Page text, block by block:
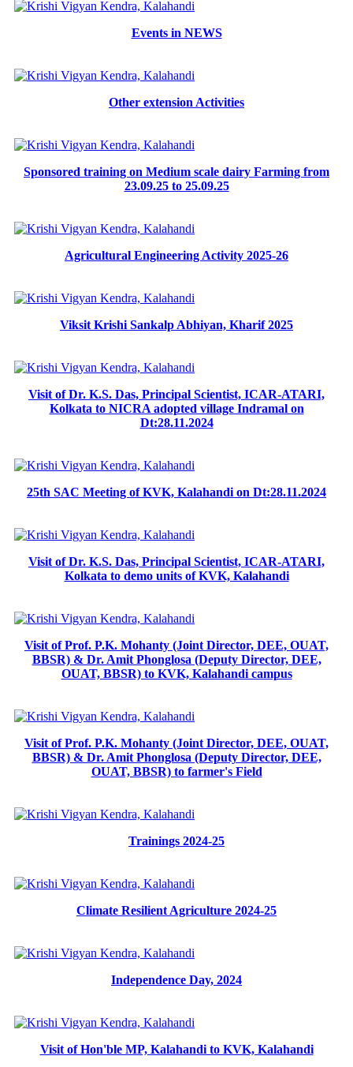
Events in NEWS
Other extension Activities
Sponsored training on Medium scale dairy Farming from
23.09.25 to 25.09.25
Agricultural Engineering Activity 2025-26
Viksit Krishi Sankalp Abhiyan, Kharif 2025
Visit of Dr. K.S. Das, Principal Scientist, ICAR-ATARI,
Kolkata to NICRA adopted village Indramal on
Dt:28.11.2024
25th SAC Meeting of KVK, Kalahandi on Dt:28.11.2024
Visit of Dr. K.S. Das, Principal Scientist, ICAR-ATARI,
Kolkata to demo units of KVK, Kalahandi
Visit of Prof. P.K. Mohanty (Joint Director, DEE, OUAT,
BBSR) & Dr. Amit Phonglosa (Deputy Director, DEE,
OUAT, BBSR) to KVK, Kalahandi campus
Visit of Prof. P.K. Mohanty (Joint Director, DEE, OUAT,
BBSR) & Dr. Amit Phonglosa (Deputy Director, DEE,
OUAT, BBSR) to farmer's Field
Trainings 2024-25
Climate Resilient Agriculture 2024-25
Independence Day, 2024
Visit of Hon'ble MP, Kalahandi to KVK, Kalahandi